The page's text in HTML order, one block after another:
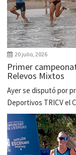
20 julio, 2026
Primer
Relevos Mixtos
Ayer se disputó por
Deportivos TRICV el